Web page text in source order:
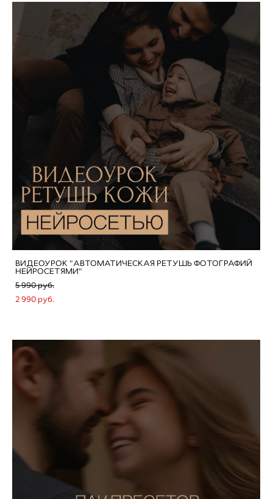
ВИДЕОУРОК "АВТОМАТИЧЕСКАЯ РЕТУШЬ ФОТОГРАФИЙ
НЕЙРОСЕТЯМИ"
5 990 pуб.
2 990 pуб.